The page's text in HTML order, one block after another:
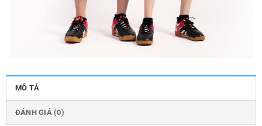
MÔ TẢ
ĐÁNH GIÁ (0)